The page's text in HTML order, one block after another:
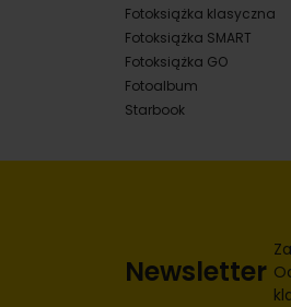
Fotoksiążka klasyczna
Fotoksiążka SMART
Fotoksiążka GO
Fotoalbum
Starbook
Newsletter